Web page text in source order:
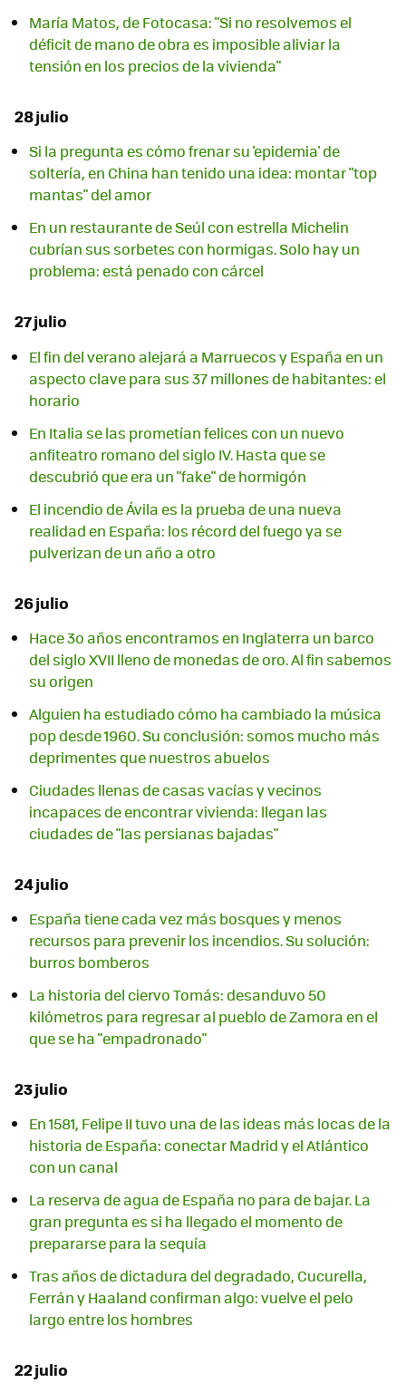
María Matos, de Fotocasa: "Si no resolvemos el
déficit de mano de obra es imposible aliviar la
tensión en los precios de la vivienda"
28 julio
Si la pregunta es cómo frenar su 'epidemia' de
soltería, en China han tenido una idea: montar "top
mantas" del amor
En un restaurante de Seúl con estrella Michelin
cubrían sus sorbetes con hormigas. Solo hay un
problema: está penado con cárcel
27 julio
El fin del verano alejará a Marruecos y España en un
aspecto clave para sus 37 millones de habitantes: el
horario
En Italia se las prometían felices con un nuevo
anfiteatro romano del siglo IV. Hasta que se
descubrió que era un "fake" de hormigón
El incendio de Ávila es la prueba de una nueva
realidad en España: los récord del fuego ya se
pulverizan de un año a otro
26 julio
Hace 3o años encontramos en Inglaterra un barco
del siglo XVII lleno de monedas de oro. Al fin sabemos
su origen
Alguien ha estudiado cómo ha cambiado la música
pop desde 1960. Su conclusión: somos mucho más
deprimentes que nuestros abuelos
Ciudades llenas de casas vacías y vecinos
incapaces de encontrar vivienda: llegan las
ciudades de "las persianas bajadas"
24 julio
España tiene cada vez más bosques y menos
recursos para prevenir los incendios. Su solución:
burros bomberos
La historia del ciervo Tomás: desanduvo 50
kilómetros para regresar al pueblo de Zamora en el
que se ha "empadronado"
23 julio
En 1581, Felipe II tuvo una de las ideas más locas de la
historia de España: conectar Madrid y el Atlántico
con un canal
La reserva de agua de España no para de bajar. La
gran pregunta es si ha llegado el momento de
prepararse para la sequía
Tras años de dictadura del degradado, Cucurella,
Ferrán y Haaland confirman algo: vuelve el pelo
largo entre los hombres
22 julio